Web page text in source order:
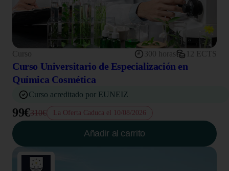
Curso 300 horas 12 ECTS
Curso Universitario de Especialización en
Química Cosmética
Curso acreditado por EUNEIZ
99€310€ La Oferta Caduca el 10/08/2026
Añadir al carrito